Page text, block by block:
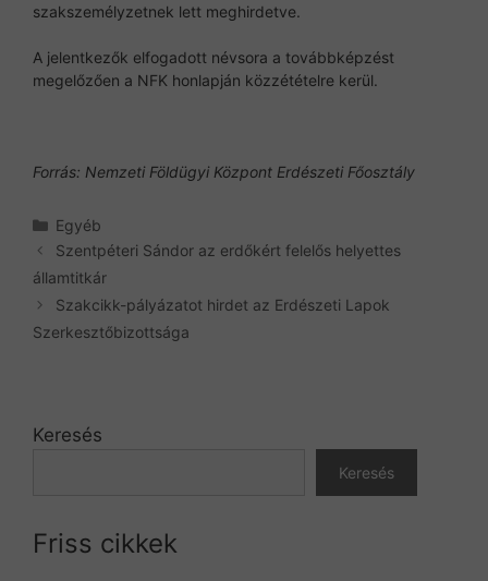
szakszemélyzetnek lett meghirdetve.
A jelentkezők elfogadott névsora a továbbképzést
megelőzően a NFK honlapján közzétételre kerül.
Forrás: Nemzeti Földügyi Központ Erdészeti Főosztály
Kategória
Egyéb
Szentpéteri Sándor az erdőkért felelős helyettes
államtitkár
Szakcikk-pályázatot hirdet az Erdészeti Lapok
Szerkesztőbizottsága
Keresés
Keresés
Friss cikkek